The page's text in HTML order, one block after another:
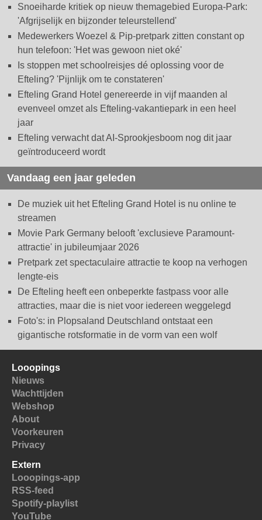
Snoeiharde kritiek op nieuw themagebied Europa-Park:
'Afgrijselijk en bijzonder teleurstellend'
Medewerkers Woezel & Pip-pretpark zitten constant op
hun telefoon: 'Het was gewoon niet oké'
Is stoppen met schoolreisjes dé oplossing voor de
Efteling? 'Pijnlijk om te constateren'
Efteling Grand Hotel genereerde in vijf maanden al
evenveel omzet als Efteling-vakantiepark in een heel
jaar
Efteling verwacht dat AI-Sprookjesboom nog dit jaar
geïntroduceerd wordt
Vandaag een jaar geleden
De muziek uit het Efteling Grand Hotel is nu online te
streamen
Movie Park Germany belooft 'exclusieve Paramount-
attractie' in jubileumjaar 2026
Pretpark zet spectaculaire attractie te koop na verhogen
lengte-eis
De Efteling heeft een onbeperkte fastpass voor alle
attracties, maar die is niet voor iedereen weggelegd
Foto's: in Plopsaland Deutschland ontstaat een
gigantische rotsformatie in de vorm van een wolf
Looopings
Nieuws
Wachttijden
Webshop
About
Voorkeuren
Privacy
Extern
Looopings-app
RSS-feed
Spotify-playlist
YouTube